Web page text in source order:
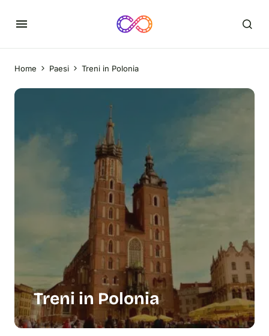
Home Paesi Treni in Polonia
Treni in Polonia